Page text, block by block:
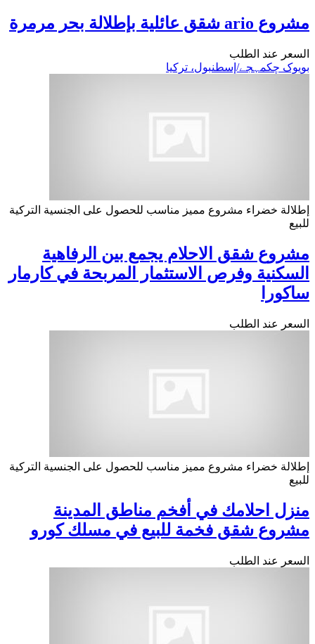
مشروع ario شقق عائلية بإطلالة بحر مرمرة
السعر عند الطلب
بویوک چکمہجے/إسطنبول، تركيا
إطلالة خضراء مشروع مميز مناسب للحصول على الجنسية التركية
للبيع
مشروع شقق الاحلام يجمع بين الرفاهية
السكنية وفرص الاستثمار المربحة في كارمار
ساكورا
السعر عند الطلب
إطلالة خضراء مشروع مميز مناسب للحصول على الجنسية التركية
للبيع
منزل احلامك في أفخم مناطق المدينة
مشروع شقق فخمة للبيع في مسلك كورو
السعر عند الطلب